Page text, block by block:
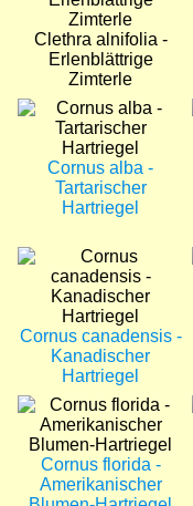
Clethra alnifolia -
Erlenblättrige
Zimterle
Bild
Cornus alba -
Tartarischer
Hartriegel
Bild
Cornus canadensis -
Kanadischer
Hartriegel
Bild
Cornus florida -
Amerikanischer